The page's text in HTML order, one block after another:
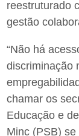
reestruturado
gestão
“Não há
discriminação
chamar os
Educação e
Minc (PSB)